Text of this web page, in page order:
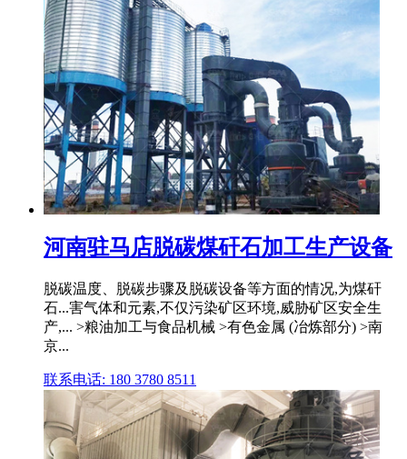
河南驻马店脱碳煤矸石加工生产设备
脱碳温度、脱碳步骤及脱碳设备等方面的情况,为煤矸
石...害气体和元素,不仅污染矿区环境,威胁矿区安全生
产,... >粮油加工与食品机械 >有色金属 (冶炼部分) >南
京...
联系电话: 180 3780 8511